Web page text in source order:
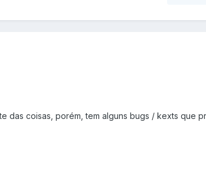
das coisas, porém, tem alguns bugs / kexts que